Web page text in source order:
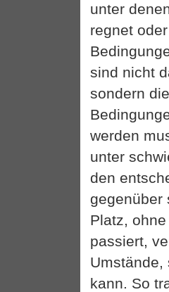
unter
regnet
sind nicht
sondern
werden
unter
den
gegenüber
Platz,
passiert,
Umstände,
kann. So